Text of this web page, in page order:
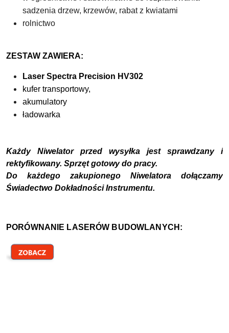
sadzenia drzew, krzewów, rabat z kwiatami
rolnictwo
ZESTAW ZAWIERA:
Laser Spectra Precision HV302
kufer transportowy,
akumulatory
ładowarka
Każdy Niwelator przed wysyłka jest sprawdzany i
rektyfikowany. Sprzęt gotowy do pracy.
Do każdego zakupionego Niwelatora dołączamy
Świadectwo Dokładności Instrumentu.
PORÓWNANIE LASERÓW BUDOWLANYCH: